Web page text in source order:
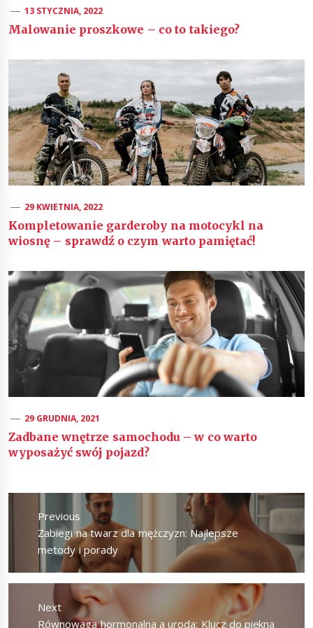
13 STYCZNIA, 2022
Malowanie proszkowe – co to takiego?
29 KWIETNIA, 2022
Kompletowanie garderoby na motocykl na
wiosnę – sprawdź o czym warto pamiętać!
29 GRUDNIA, 2021
Zadbane wnętrze samochodu – w co warto
wyposażyć swój pojazd?
Nawigacja
wpisuPrevious
Previous
post:
Zabiegi na twarz dla mężczyzn: Najlepsze
metody i porady
Next
Next
Równowaga hormonalna a uroda: Klucz do piękna